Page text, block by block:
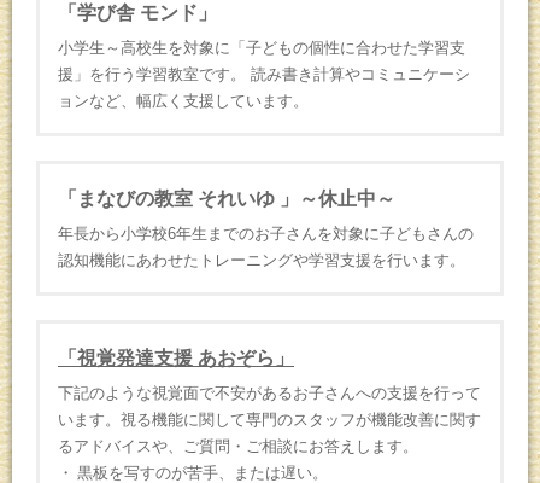
「学び舎 モンド」
小学生～高校生を対象に「子どもの個性に合わせた学習支
援」を行う学習教室です。 読み書き計算やコミュニケーシ
ョンなど、幅広く支援しています。
「まなびの教室 それいゆ 」～休止中～
年長から小学校6年生までのお子さんを対象に子どもさんの
認知機能にあわせたトレーニングや学習支援を行います。
「視覚発達支援 あおぞら」
下記のような視覚面で不安があるお子さんへの支援を行って
います。視る機能に関して専門のスタッフが機能改善に関す
るアドバイスや、ご質問・ご相談にお答えします。
黒板を写すのが苦手、または遅い。